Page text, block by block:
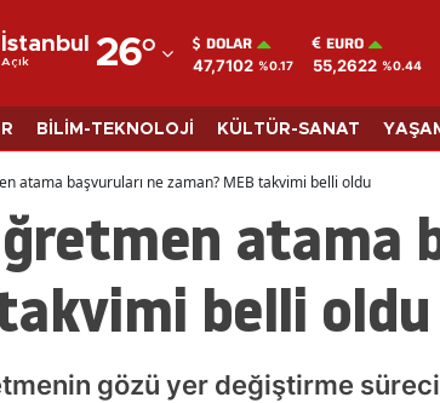
İstanbul
Açık 26°
Adana
Adıyaman
Afyonkarahisar
Ağrı
Amasya
Ankara
Antalya
DOLAR
47,7102 %0.17
EURO
55,2622 %0.44
BİLİM-TEKNOLOJİ KÜLTÜR-SANAT
atama başvuruları ne zaman? MEB takvimi belli oldu
atama
belli oldu
gözü yer değiştirme